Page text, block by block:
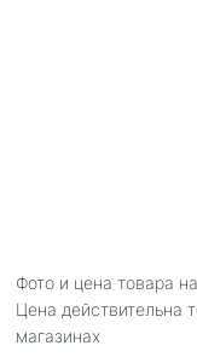
Фото и цена товара
Цена действительна
магазинах